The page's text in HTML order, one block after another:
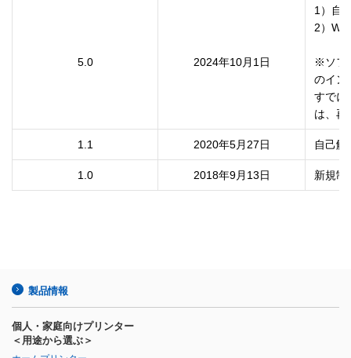
5.0 2024年10月1日
1）自
2）
※ソフ
のイン
すでに
は、再
1.1 2020年5月27日 自己解
1.0 2018年9月13日 新規制
製品情報
個人・家庭向けプリンター
＜用途から選ぶ＞